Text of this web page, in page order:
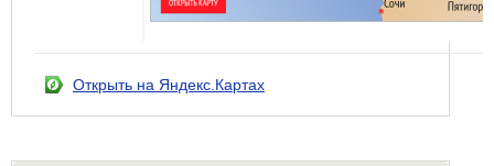
Открыть на Яндекс.Картах